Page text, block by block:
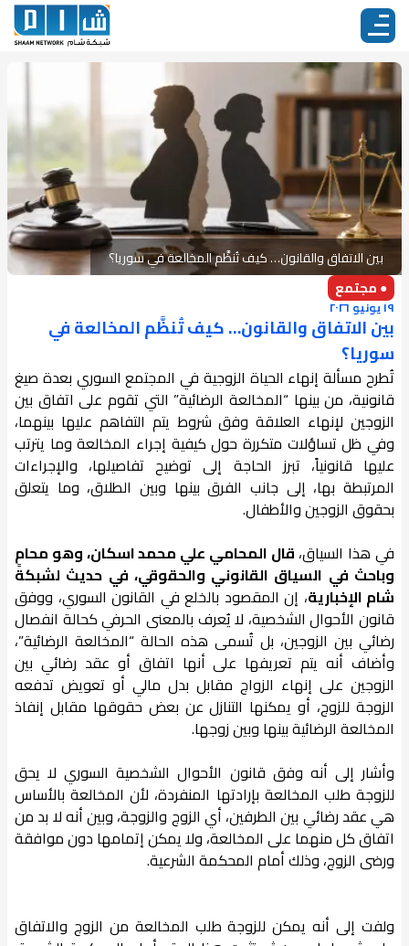
بين الاتفاق والقانون… كيف تُنظَّم المخالعة في سوريا؟
● مجتمع
١٩ يونيو ٢٠٢٦
بين الاتفاق والقانون… كيف تُنظَّم المخالعة في
سوريا؟
تُطرح مسألة إنهاء الحياة الزوجية في المجتمع السوري بعدة صيغ
قانونية، من بينها “المخالعة الرضائية” التي تقوم على اتفاق بين
الزوجين لإنهاء العلاقة وفق شروط يتم التفاهم عليها بينهما،
وفي ظل تساؤلات متكررة حول كيفية إجراء المخالعة وما يترتب
عليها قانونياً، تبرز الحاجة إلى توضيح تفاصيلها، والإجراءات
المرتبطة بها، إلى جانب الفرق بينها وبين الطلاق، وما يتعلق
بحقوق الزوجين والأطفال.
في هذا السياق، قال المحامي علي محمد اسكان، وهو محامٍ
وباحث في السياق القانوني والحقوقي، في حديث لشبكة
شام الإخبارية، إن المقصود بالخلع في القانون السوري، ووفق
قانون الأحوال الشخصية، لا يُعرف بالمعنى الحرفي كحالة انفصال
رضائي بين الزوجين، بل تُسمى هذه الحالة “المخالعة الرضائية”،
وأضاف أنه يتم تعريفها على أنها اتفاق أو عقد رضائي بين
الزوجين على إنهاء الزواج مقابل بدل مالي أو تعويض تدفعه
الزوجة للزوج، أو يمكنها التنازل عن بعض حقوقها مقابل إنفاذ
المخالعة الرضائية بينها وبين زوجها.
وأشار إلى أنه وفق قانون الأحوال الشخصية السوري لا يحق
للزوجة طلب المخالعة بإرادتها المنفردة، لأن المخالعة بالأساس
هي عقد رضائي بين الطرفين، أي الزوج والزوجة، وبين أنه لا بد من
اتفاق كل منهما على المخالعة، ولا يمكن إتمامها دون موافقة
ورضى الزوج، وذلك أمام المحكمة الشرعية.
ولفت إلى أنه يمكن للزوجة طلب المخالعة من الزوج والاتفاق